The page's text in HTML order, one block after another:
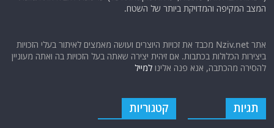
המצב המקיפה והמדויקת ביותר של השטח.
אתר Nziv.net מכבד את זכויות היוצרים ועושה מאמצים לאיתור בעלי הזכויות
ביצירות הכלולות בכתבות. אם זיהית יצירה שאתה בעל הזכויות בה ואתה מעוניין
להסירה מהכתבה, אנא פנה אלינולמייל
תגיות קטגוריות